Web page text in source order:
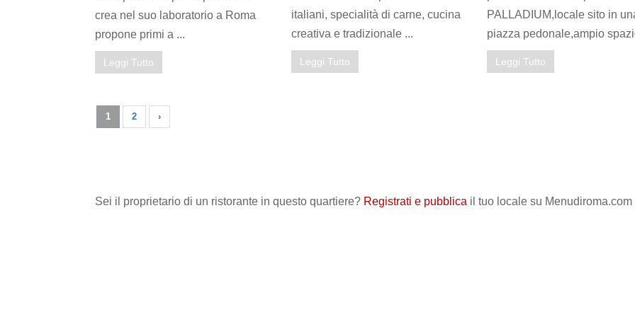
crea nel suo laboratorio a Roma
propone primi a ...
Leggi Tutto
italiani, specialità di carne, cucina
creativa e tradizionale ...
Leggi Tutto
PALLADIUM,locale sito in
piazza pedonale,ampio
Leggi Tutto
1 2 ›
Sei il proprietario di un ristorante in questo quartiere? Registrati e pubblica il tuo locale su Menudiroma.com